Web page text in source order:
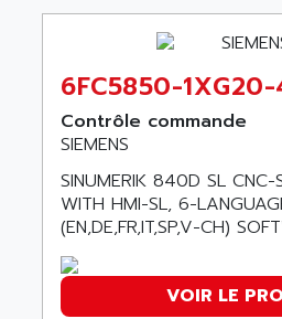
ULTRA SERIES
INDUCTEL
C500
CQM1
R88
RECTIVAR 4
ADVANTEC
ADVANTECH
ADVANTYS FTM
ADWIN
AE
AE&T
AEC
AECO
AEE
6FC5850-
Contrôle commande
SIEMENS
SINUMERIK 840D SL
WITH HMI-SL, 6-
(EN,DE,FR,IT,SP,V-CH)
VOIR LE